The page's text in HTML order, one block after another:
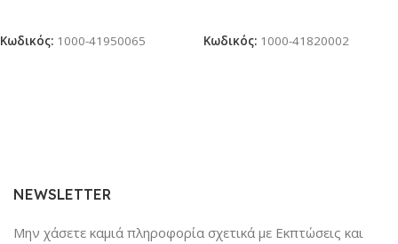
Κωδικός: 1000-41950065
Κωδικός: 1000-41820002
NEWSLETTER
Μην χάσετε καμιά πληροφορία σχετικά με Εκπτώσεις και